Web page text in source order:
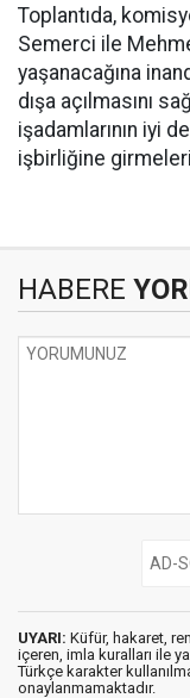
Toplantıda,
Semerci ile
yaşanacağına
dışa açılmasını
işadamlarının iyi
işbirliğine
HABERE
UYARI: Küfür, hakaret,
içeren, imla kuralları ile
Türkçe karakter
onaylanmamaktadır.